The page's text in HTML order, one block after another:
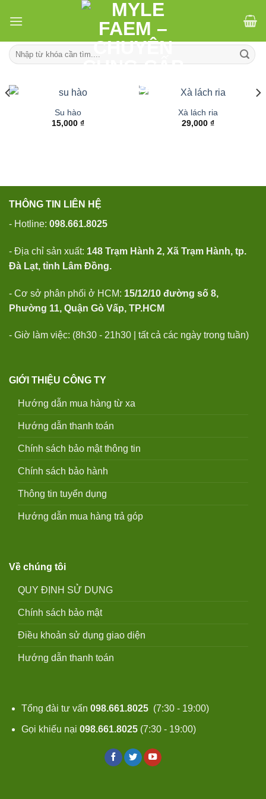
Tìm
kiếm:
Su hào
15,000 ₫
Xà lách ria
29,000 ₫
THÔNG TIN LIÊN HỆ
- Hotline: 098.661.8025
- Địa chỉ sản xuất: 148 Trạm Hành 2, Xã Trạm Hành, tp.
Đà Lạt, tỉnh Lâm Đồng.
- Cơ sở phân phối ở HCM: 15/12/10 đường số 8,
Phường 11, Quận Gò Vấp, TP.HCM
- Giờ làm việc: (8h30 - 21h30 | tất cả các ngày trong tuần)
GIỚI THIỆU CÔNG TY
Hướng dẫn mua hàng từ xa
Hướng dẫn thanh toán
Chính sách bảo mật thông tin
Chính sách bảo hành
Thông tin tuyển dụng
Hướng dẫn mua hàng trả góp
Về chúng tôi
QUY ĐỊNH SỬ DỤNG
Chính sách bảo mật
Điều khoản sử dụng giao diện
Hướng dẫn thanh toán
Tổng đài tư vấn 098.661.8025(7:30 - 19:00)
Gọi khiếu nại 098.661.8025(7:30 - 19:00)